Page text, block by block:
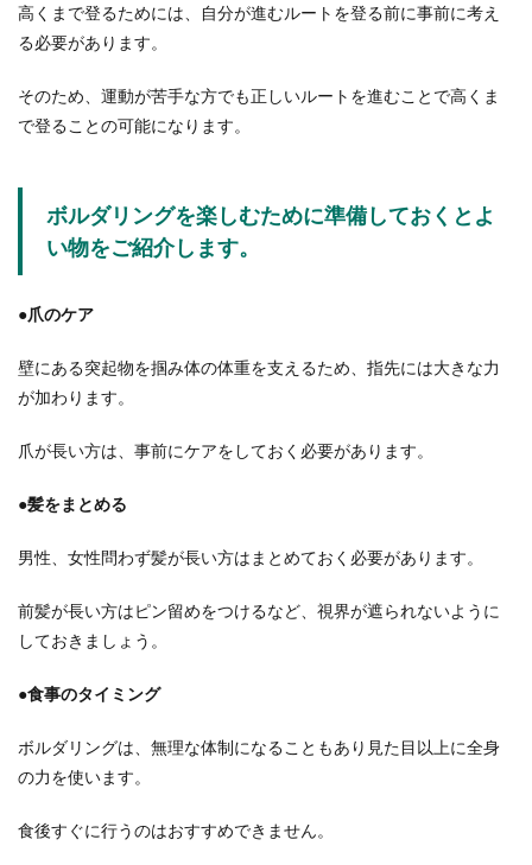
高くまで登るためには、自分が進むルートを登る前に事前に考え
る必要があります。
そのため、運動が苦手な方でも正しいルートを進むことで高くま
で登ることの可能になります。
ボルダリングを楽しむために準備しておくとよ
い物をご紹介します。
●爪のケア
壁にある突起物を掴み体の体重を支えるため、指先には大きな力
が加わります。
爪が長い方は、事前にケアをしておく必要があります。
●髪をまとめる
男性、女性問わず髪が長い方はまとめておく必要があります。
前髪が長い方はピン留めをつけるなど、視界が遮られないように
しておきましょう。
●食事のタイミング
ボルダリングは、無理な体制になることもあり見た目以上に全身
の力を使います。
食後すぐに行うのはおすすめできません。